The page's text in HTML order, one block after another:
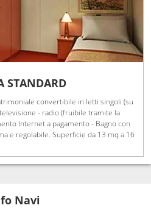
STANDARD
convertibile in letti singoli (su
- radio (fruibile tramite la
Internet a pagamento - Bagno con
e regolabile. Superficie da 13 mq a 16
Navi